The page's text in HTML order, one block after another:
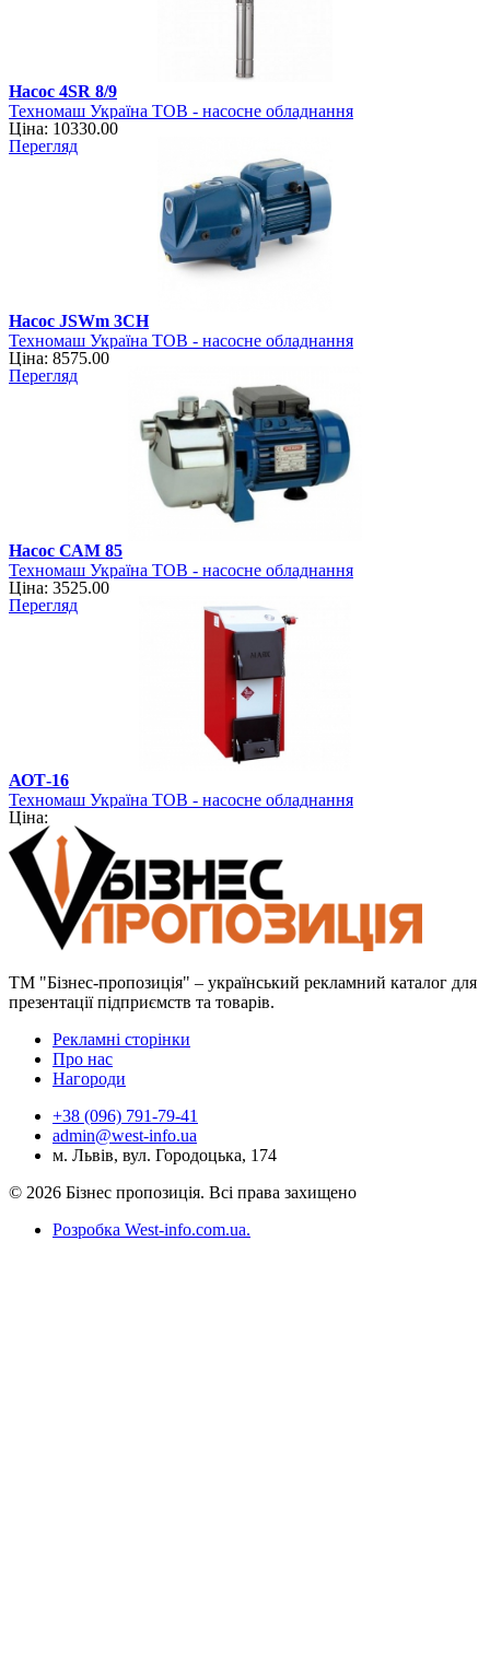
Насос 4SR 8/9
Техномаш Україна ТОВ - насосне обладнання
Ціна: 10330.00
Перегляд
Насос JSWm 3CH
Техномаш Україна ТОВ - насосне обладнання
Ціна: 8575.00
Перегляд
Насос САМ 85
Техномаш Україна ТОВ - насосне обладнання
Ціна: 3525.00
Перегляд
АОТ-16
Техномаш Україна ТОВ - насосне обладнання
Ціна:
ТМ "Бізнес-пропозиція" – український рекламний каталог для
презентації підприємств та товарів.
Рекламні сторінки
Про нас
Нагороди
+38 (096) 791-79-41
admin@west-info.ua
м. Львів, вул. Городоцька, 174
© 2026 Бізнес пропозиція. Всі права захищено
Розробка West-info.com.ua.